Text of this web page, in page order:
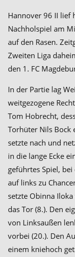
Hannover 96 II lief
Nachholspiel am
auf den Rasen.
Zweiten Liga
den 1. FC
In der Partie lag
weitgezogene
Tom Hobrecht,
Torhüter Nils Bock
setzte nach und
in die lange Ecke
geführtes Spiel,
auf links zu
setzte Obinna
das Tor (8.). Den
von Linksaußen
vorbei (20.). Den
einem kniehoch